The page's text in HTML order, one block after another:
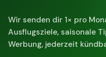
Wir senden dir 1× pro
Ausflugsziele, saisonale
Werbung, jederzeit